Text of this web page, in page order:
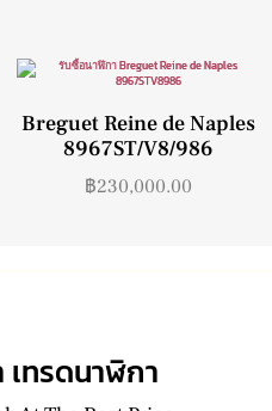
Breguet Reine de Naples
8967ST/V8/986
฿230,000.00
ทรดนาฬิกา